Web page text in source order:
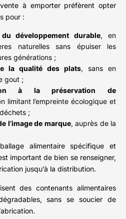
à emporter préfèrent opter
pour :
développement durable, en
naturelles sans épuiser les
générations ;
la qualité des plats, sans en
gout ;
à la préservation de
limitant l’empreinte écologique et
;
l’image de marque, auprès de la
alimentaire spécifique et
important de bien se renseigner,
jusqu’à la distribution.
des contenants alimentaires
sans se soucier de